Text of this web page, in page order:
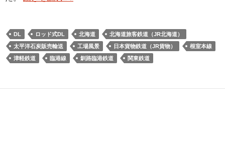
DL ロッド式DL 北海道
北海道旅客鉄道（JR北海道）
太平洋石炭販売輸送
工場風景 日本貨物鉄道（JR貨物）
根室本線
津軽鉄道
臨港線 釧路臨港鉄道 関東鉄道